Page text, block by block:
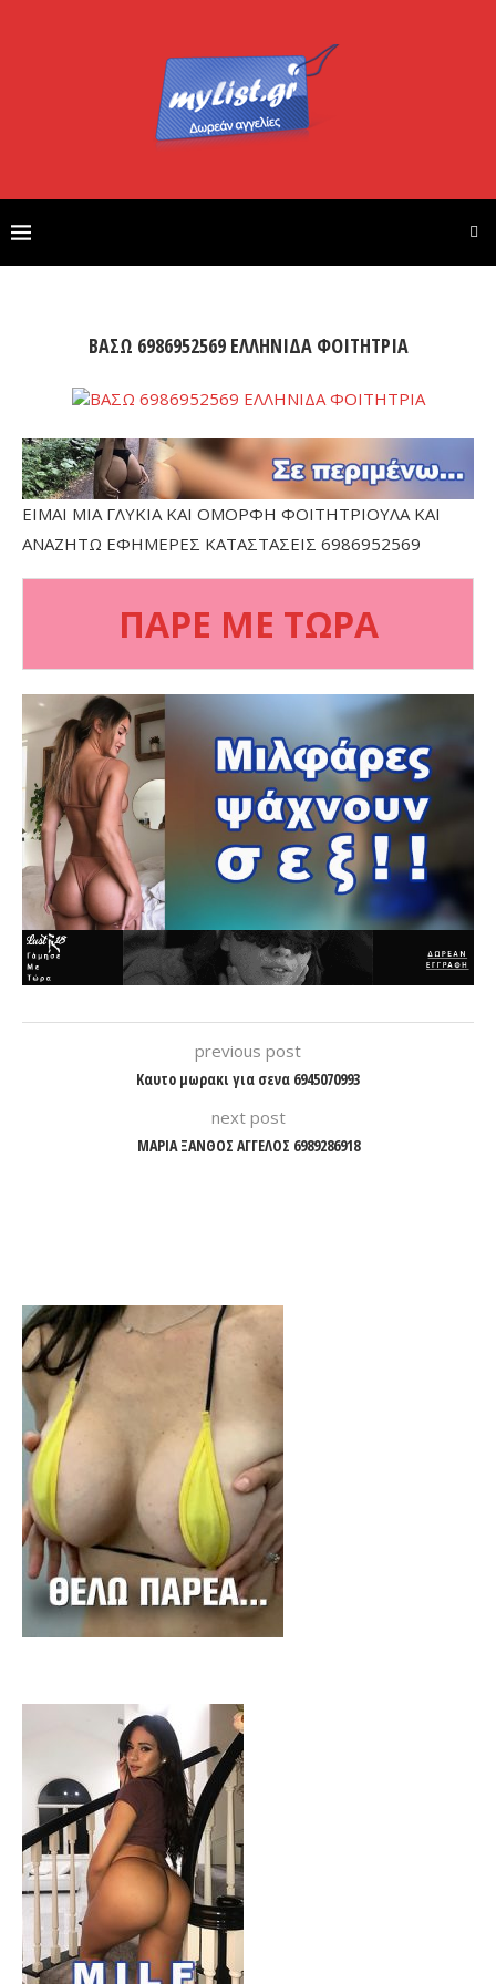
ΒΑΣΩ 6986952569 ΕΛΛΗΝΙΔΑ ΦΟΙΤΗΤΡΙΑ
ΕΙΜΑΙ ΜΙΑ ΓΛΥΚΙΑ ΚΑΙ ΟΜΟΡΦΗ ΦΟΙΤΗΤΡΙΟΥΛΑ ΚΑΙ
ΑΝΑΖΗΤΩ ΕΦΗΜΕΡΕΣ ΚΑΤΑΣΤΑΣΕΙΣ 6986952569
ΠΑΡΕ ΜΕ ΤΩΡΑ
previous post
Καυτο μωρακι για σενα 6945070993
next post
ΜΑΡΙΑ ΞΑΝΘΟΣ ΑΓΓΕΛΟΣ 6989286918